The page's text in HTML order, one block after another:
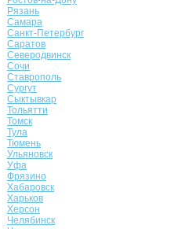
Рязань
Самара
Санкт-Петербург
Саратов
Северодвинск
Сочи
Ставрополь
Сургут
Сыктывкар
Тольятти
Томск
Тула
Тюмень
Ульяновск
Уфа
Фрязино
Хабаровск
Харьков
Херсон
Челябинск